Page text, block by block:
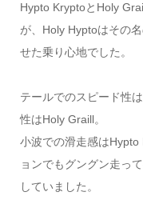
Hypto KryptoとHoly
が、Holy Hyptoはその
せた乗り心地でした。
テールでのスピード性
性はHoly Graill。
小波での滑走感は
ョンでもグングン走っ
していました。